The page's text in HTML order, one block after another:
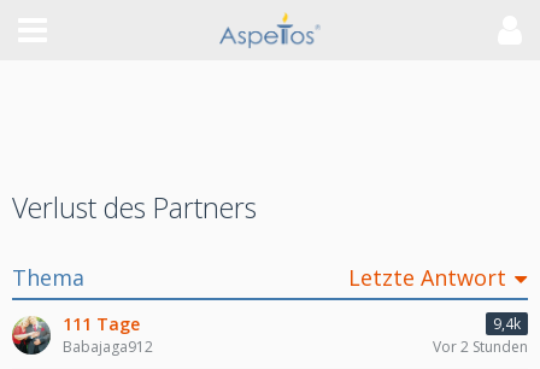
Verlust des Partners
Thema Letzte Antwort
111 Tage
9,4k
Babajaga912
Vor 2 Stunden